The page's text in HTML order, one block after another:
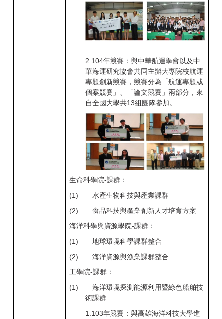
2. 104年競賽：與中華航運學會以及中
華海運研究協會共同主辦大專院校航運
專題創新競賽，競賽分為「航運專題或
個案競賽」、「論文競賽」兩部分，來
自全國大學共13組團隊參加。
生命科學院-課群：
(1)水產生物科技與產業課群
(2)食品科技與產業創新人才培育方案
海洋科學與資源學院-課群：
(1)地球環境科學課群整合
(2)海洋資源與漁業課群整合
工學院-課群：
(1)海洋環境探測能源利用暨綠色船舶技
術課群
1.103年競賽：與高雄海洋科技大學進